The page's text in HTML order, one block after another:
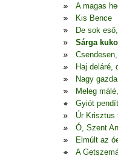
A magas
Kis Bence
De sok
Sárga
Haj deláré,
Nagy
Meleg
Gyiót
Úr Krisztus
Ó, Szent
Elmúlt az
A